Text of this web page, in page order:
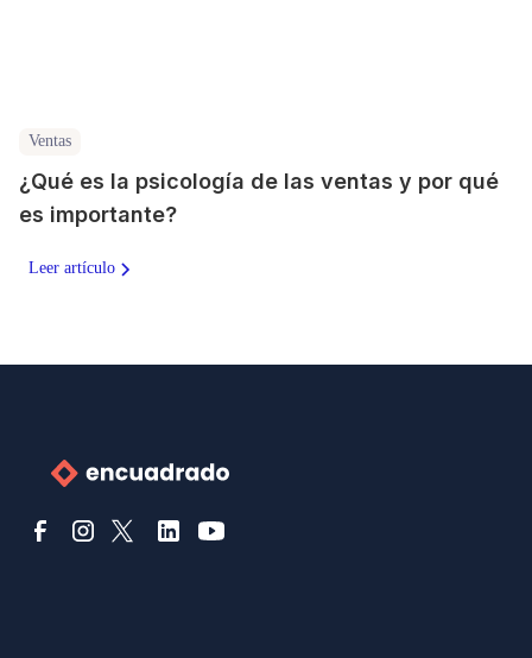
Ventas
¿Qué es la psicología de las ventas y por qué
es importante?
Leer artículo